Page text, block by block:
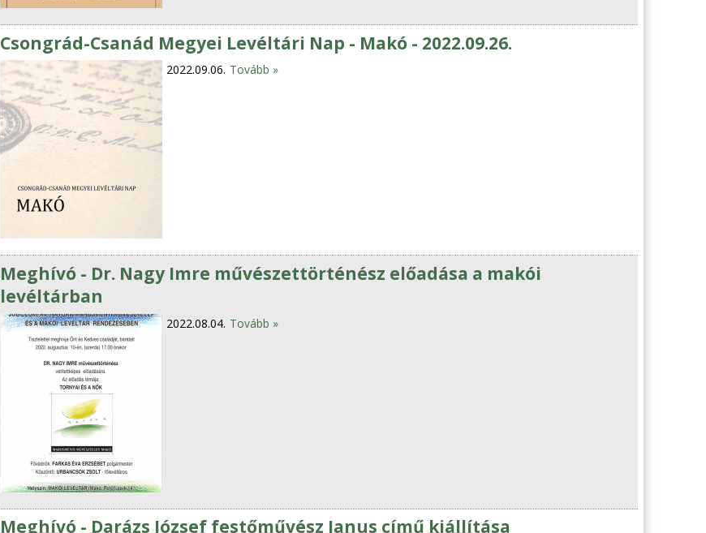
Csongrád-Csanád Megyei Levéltári Nap - Makó - 2022.09.26.
2022.09.06. Tovább »
Meghívó - Dr. Nagy Imre művészettörténész előadása a makói
levéltárban
2022.08.04. Tovább »
Meghívó - Darázs József festőművész Janus című kiállítása